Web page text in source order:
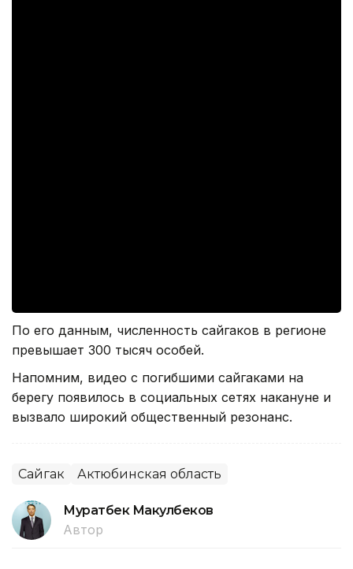
По его данным, численность сайгаков в регионе
превышает 300 тысяч особей.
Напомним, видео с погибшими сайгаками на
берегу появилось в социальных сетях накануне и
вызвало широкий общественный резонанс.
Сайгак Актюбинская область
Муратбек Макулбеков
Автор